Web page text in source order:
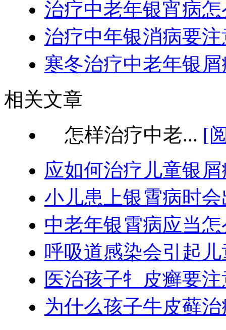
治疗中老年银宵病
治疗中年银消病要
寒冬治疗中老年银
相关文章
怎样治疗中老... [
应如何治疗儿童银
小儿患上银霄病时
中老年银霄病应当
呼吸道感染会引起
医治孩子牜皮癣要
为什么孩子牛皮藓